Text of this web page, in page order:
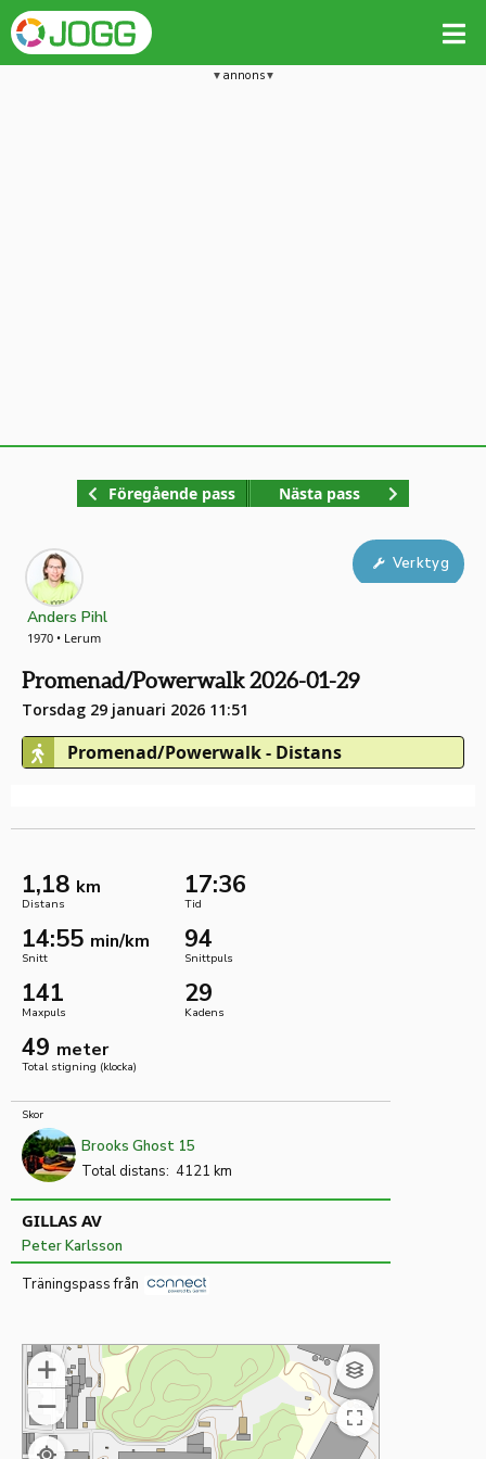
annons
Föregående pass Nästa pass
Anders Pihl
1970 • Lerum
Promenad/Powerwalk 2026-01-29
Torsdag 29 januari 2026 11:51
Promenad/Powerwalk - Distans
Verktyg
1,18 km
Distans
17:36
Tid
14:55 min/km
Snitt
94
Snittpuls
141
Maxpuls
29
Kadens
49 meter
Total stigning (klocka)
Skor
Brooks Ghost 15
Total distans: 4121 km
GILLAS AV
Peter Karlsson
Träningspass från
Visa
Avsluta